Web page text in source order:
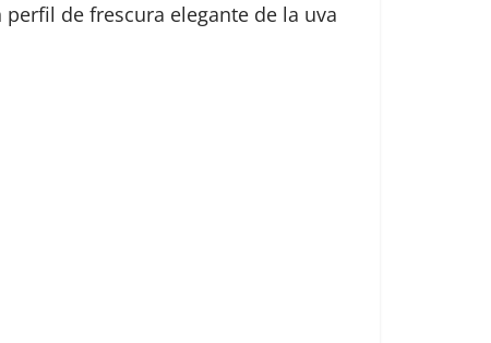
de frescura elegante de la uva